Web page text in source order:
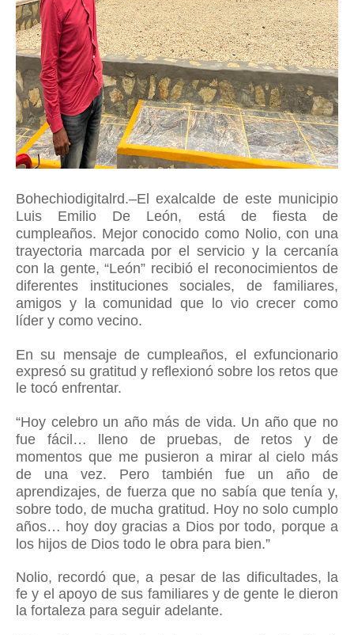
Bohechiodigitalrd.–El exalcalde de este municipio
Luis Emilio De León, está de fiesta de
cumpleaños. Mejor conocido como Nolio, con una
trayectoria marcada por el servicio y la cercanía
con la gente, “León” recibió el reconocimientos de
diferentes instituciones sociales, de familiares,
amigos y la comunidad que lo vio crecer como
líder y como vecino.
En su mensaje de cumpleaños, el exfuncionario
expresó su gratitud y reflexionó sobre los retos que
le tocó enfrentar.
“Hoy celebro un año más de vida. Un año que no
fue fácil… lleno de pruebas, de retos y de
momentos que me pusieron a mirar al cielo más
de una vez. Pero también fue un año de
aprendizajes, de fuerza que no sabía que tenía y,
sobre todo, de mucha gratitud. Hoy no solo cumplo
años… hoy doy gracias a Dios por todo, porque a
los hijos de Dios todo le obra para bien.”
Nolio, recordó que, a pesar de las dificultades, la
fe y el apoyo de sus familiares y de gente le dieron
la fortaleza para seguir adelante.